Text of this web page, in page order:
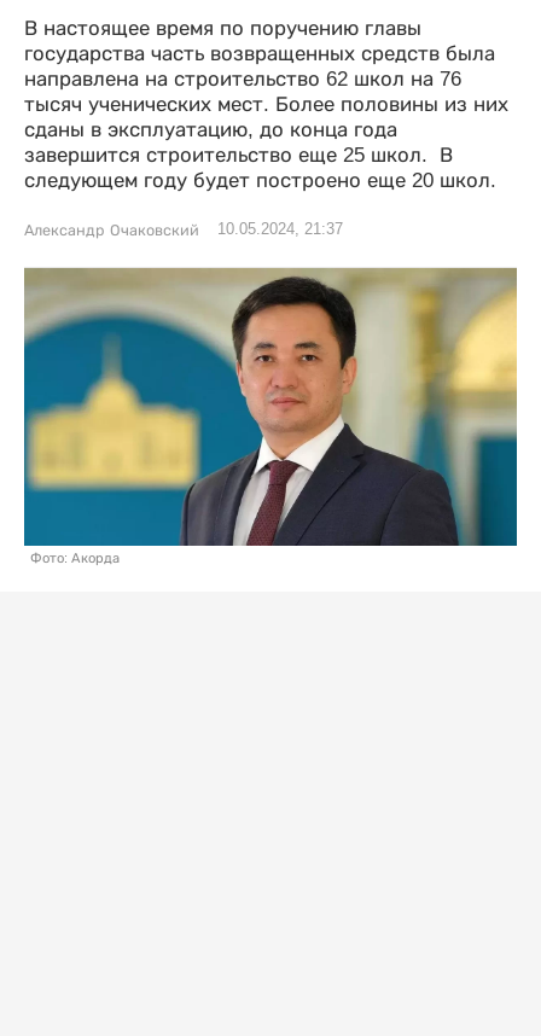
В настоящее время по поручению главы
государства часть возвращенных средств была
направлена на строительство 62 школ на 76
тысяч ученических мест. Более половины из них
сданы в эксплуатацию, до конца года
завершится строительство еще 25 школ. В
следующем году будет построено еще 20 школ.
Александр Очаковский 10.05.2024, 21:37
Фото: Акорда